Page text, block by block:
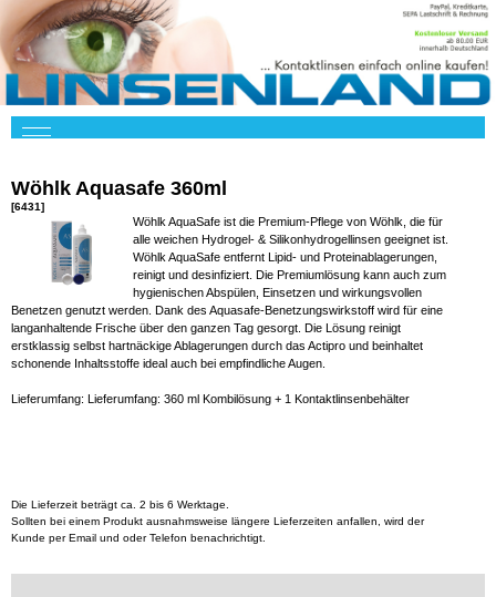
Wöhlk Aquasafe 360ml
[6431]
Wöhlk AquaSafe ist die Premium-Pflege von Wöhlk, die für
alle weichen Hydrogel- & Silikonhydrogellinsen geeignet ist.
Wöhlk AquaSafe entfernt Lipid- und Proteinablagerungen,
reinigt und desinfiziert. Die Premiumlösung kann auch zum
hygienischen Abspülen, Einsetzen und wirkungsvollen
Benetzen genutzt werden. Dank des Aquasafe-Benetzungswirkstoff wird für eine
langanhaltende Frische über den ganzen Tag gesorgt. Die Lösung reinigt
erstklassig selbst hartnäckige Ablagerungen durch das Actipro und beinhaltet
schonende Inhaltsstoffe ideal auch bei empfindliche Augen.
Lieferumfang: Lieferumfang: 360 ml Kombilösung + 1 Kontaktlinsenbehälter
Die Lieferzeit beträgt ca. 2 bis 6 Werktage.
Sollten bei einem Produkt ausnahmsweise längere Lieferzeiten anfallen, wird der
Kunde per Email und oder Telefon benachrichtigt.